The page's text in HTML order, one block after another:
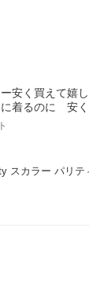
安く買えて嬉
着るのに 安
カラー パリテ